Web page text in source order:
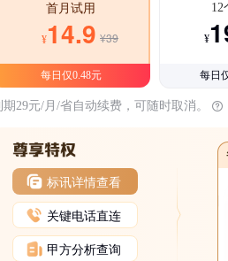
首月试用
¥14.9 ¥39
每日仅0.48元
12
¥
每日
期29元/月/省自动续费，可随时取消。
标讯详情查看
关键电话直连
甲方分析查询